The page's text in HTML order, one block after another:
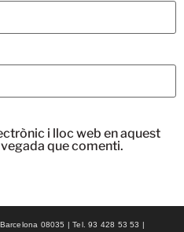
i lloc web en aquest
que comenti.
08035 | Tel. 93 428 53 53 |